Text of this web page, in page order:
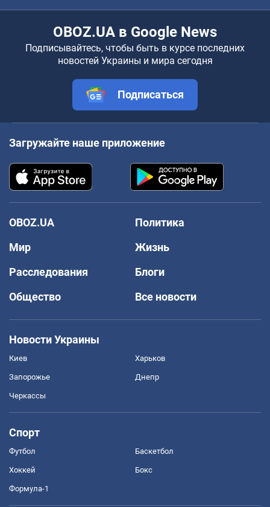
OBOZ.UA в Google News
Подписывайтесь, чтобы быть в курсе последних
новостей Украины и мира сегодня
Подписаться
Загружайте наше приложение
OBOZ.UA
Политика
Мир
Жизнь
Расследования
Блоги
Общество
Все новости
Новости Украины
Киев Харьков
Запорожье Днепр
Черкассы
Спорт
Футбол Баскетбол
Хоккей Бокс
Формула-1